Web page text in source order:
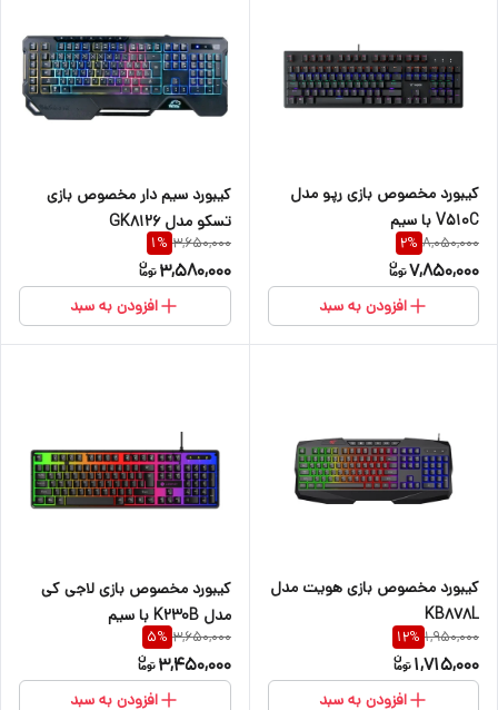
کیبورد مخصوص بازی رپو مدل
V510C با سیم
8,050,000
2%
7,850,000
افزودن به سبد
کیبورد سیم دار مخصوص بازی
تسکو مدل GK8126
3,650,000
1%
3,580,000
افزودن به سبد
کیبورد مخصوص بازی هویت مدل
KB878L
1,950,000
12%
1,715,000
افزودن به سبد
کیبورد مخصوص بازی لاجی کی
مدل K230B با سیم
3,650,000
5%
3,450,000
افزودن به سبد